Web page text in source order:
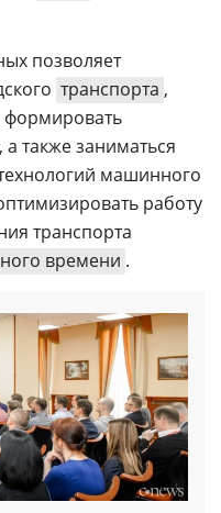
позволяет
транспорта ,
формировать
также заниматься
машинного
работу
транспорта
времени .